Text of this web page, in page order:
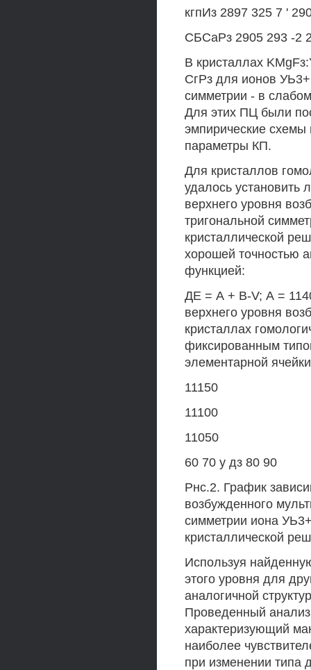
кгпИз 2897 325 7 '
СБСаРз 2905 293 -2
В кристаллах
СгРз для ионов
симметрии - в
Для этих ПЦ были
эмпирические схемы
параметры КП.
Для кристаллов
удалось установить
верхнего уровня
тригональной
кристаллической
хорошей точностью
функцией:
ДЕ = А + В-V; А =
верхнего уровня
кристаллах
фиксированным
элементарной
11150
11100
11050
60 70 у дз 80 90
Рнс.2. График
возбужденного
симметрии иона
кристаллической
Используя
этого уровня для
аналогичной
Проведенный анализ
характеризующий
наиболее
при изменении типа